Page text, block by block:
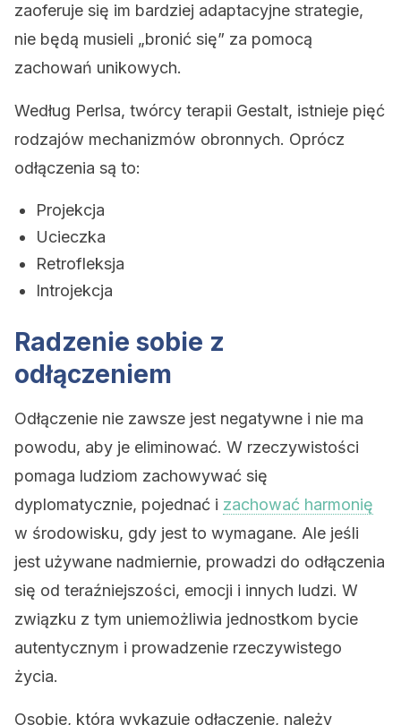
zaoferuje się im bardziej adaptacyjne strategie,
nie będą musieli „bronić się” za pomocą
zachowań unikowych.
Według Perlsa, twórcy terapii Gestalt, istnieje pięć
rodzajów mechanizmów obronnych. Oprócz
odłączenia są to:
Projekcja
Ucieczka
Retrofleksja
Introjekcja
Radzenie sobie z
odłączeniem
Odłączenie nie zawsze jest negatywne i nie ma
powodu, aby je eliminować. W rzeczywistości
pomaga ludziom zachowywać się
dyplomatycznie, pojednać i zachować harmonię
w środowisku, gdy jest to wymagane. Ale jeśli
jest używane nadmiernie, prowadzi do odłączenia
się od teraźniejszości, emocji i innych ludzi. W
związku z tym uniemożliwia jednostkom bycie
autentycznym i prowadzenie rzeczywistego
życia.
Osobie, która wykazuje odłączenie, należy